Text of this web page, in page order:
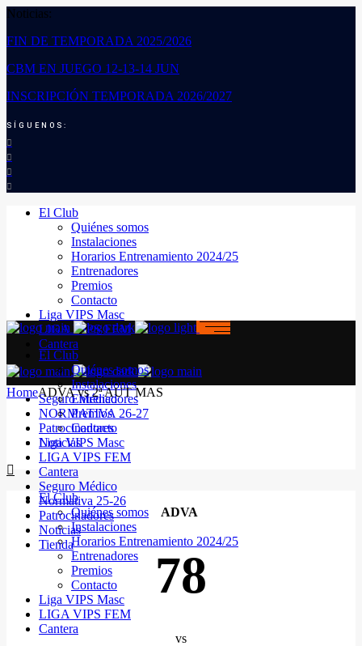
Noticias:
FIN DE TEMPORADA 2025/2026
CBM EN JUEGO 12-13-14 JUN
INSCRIPCIÓN TEMPORADA 2026/2027
SÍGUENOS:
El Club
Quiénes somos
Instalaciones
Horarios Entrenamiento 2024/25
Entrenadores
Premios
Contacto
Liga VIPS Masc
LIGA VIPS FEM
Cantera
Seguro Médico
NORMATIVA 26-27
Patrocinadores
Noticias
El Club
Quiénes somos
Instalaciones
Horarios Entrenamiento 2024/25
Entrenadores
Premios
Contacto
Liga VIPS Masc
LIGA VIPS FEM
Cantera
El Club
Quiénes somos
Instalaciones
Entrenadores
Premios
Contacto
Liga VIPS Masc
LIGA VIPS FEM
Cantera
Seguro Médico
Normativa 25-26
Patrocinadores
Noticias
Tienda
HomeADVA vs 2ª AUT MAS
ADVA
78
vs